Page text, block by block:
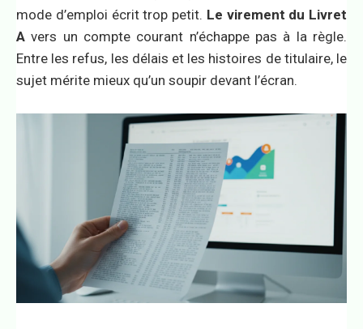
mode d’emploi écrit trop petit. Le virement du Livret
A vers un compte courant n’échappe pas à la règle.
Entre les refus, les délais et les histoires de titulaire, le
sujet mérite mieux qu’un soupir devant l’écran.